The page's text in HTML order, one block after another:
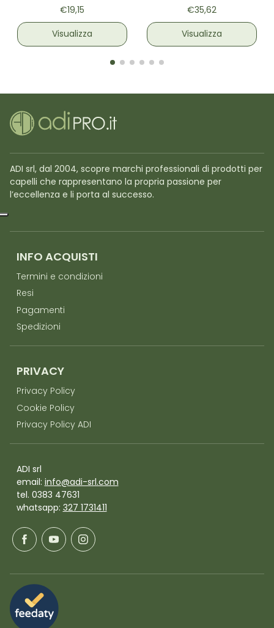
Shampoo
Purificante
€19,15
Visualizza
idratante
€35,62
Visualizza
ADI srl, dal 2004, scopre marchi professionali di prodotti per
capelli che rappresentano la propria passione per
l’eccellenza e li porta al successo.
INFO ACQUISTI
Termini e condizioni
Resi
Pagamenti
Spedizioni
PRIVACY
Privacy Policy
Cookie Policy
Privacy Policy ADI
ADI srl
email: info@adi-srl.com
tel. 0383 47631
whatsapp: 327 1731411